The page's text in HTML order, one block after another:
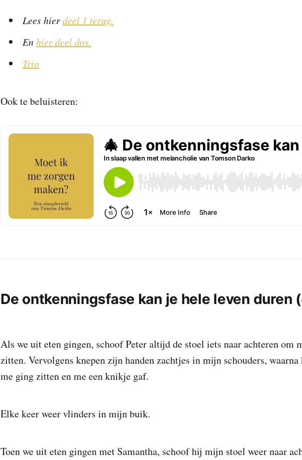
Lees hierdeel 1 terug.
Enhier deel dos.
Trio
Ook te beluisteren:
De ontkenningsfase kan je hele leven duren
Als we uit eten gingen, schoof Peter altijd de stoel iets naar achteren om
zitten. Vervolgens knepen zijn handen zachtjes in mijn schouders,
me ging zitten en me een knikje gaf.
Elke keer weer vlinders in mijn buik.
Toen we uit eten gingen met Samantha, schoof hij mijn stoel weer naar